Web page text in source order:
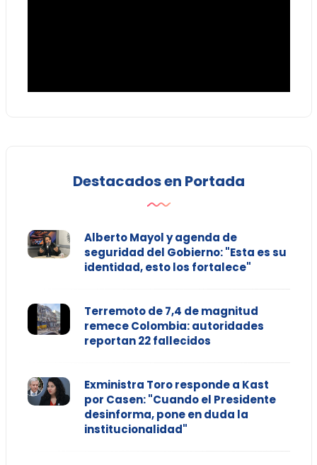
Destacados en Portada
Alberto Mayol y agenda de
seguridad del Gobierno: "Esta es su
identidad, esto los fortalece"
Terremoto de 7,4 de magnitud
remece Colombia: autoridades
reportan 22 fallecidos
Exministra Toro responde a Kast
por Casen: "Cuando el Presidente
desinforma, pone en duda la
institucionalidad"